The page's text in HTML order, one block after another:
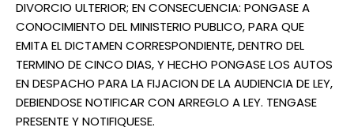
DIVORCIO ULTERIOR; EN CONSECUENCIA: PONGASE A
CONOCIMIENTO DEL MINISTERIO PUBLICO, PARA QUE
EMITA EL DICTAMEN CORRESPONDIENTE, DENTRO DEL
TERMINO DE CINCO DIAS, Y HECHO PONGASE LOS AUTOS
EN DESPACHO PARA LA FIJACION DE LA AUDIENCIA DE LEY,
DEBIENDOSE NOTIFICAR CON ARREGLO A LEY. TENGASE
PRESENTE Y NOTIFIQUESE.